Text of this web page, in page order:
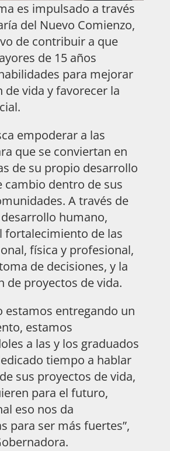
es impulsado a través
del Nuevo Comienzo,
de contribuir a que
de 15 años
para mejorar
de vida y favorecer la
empoderar a las
que se conviertan en
de su propio desarrollo
cambio dentro de sus
A través de
humano,
fortalecimiento de las
física y profesional,
de decisiones, y la
de proyectos de vida.
estamos entregando un
estamos
a las y los graduados
tiempo a hablar
sus proyectos de vida,
para el futuro,
eso nos da
para ser más fuertes”,